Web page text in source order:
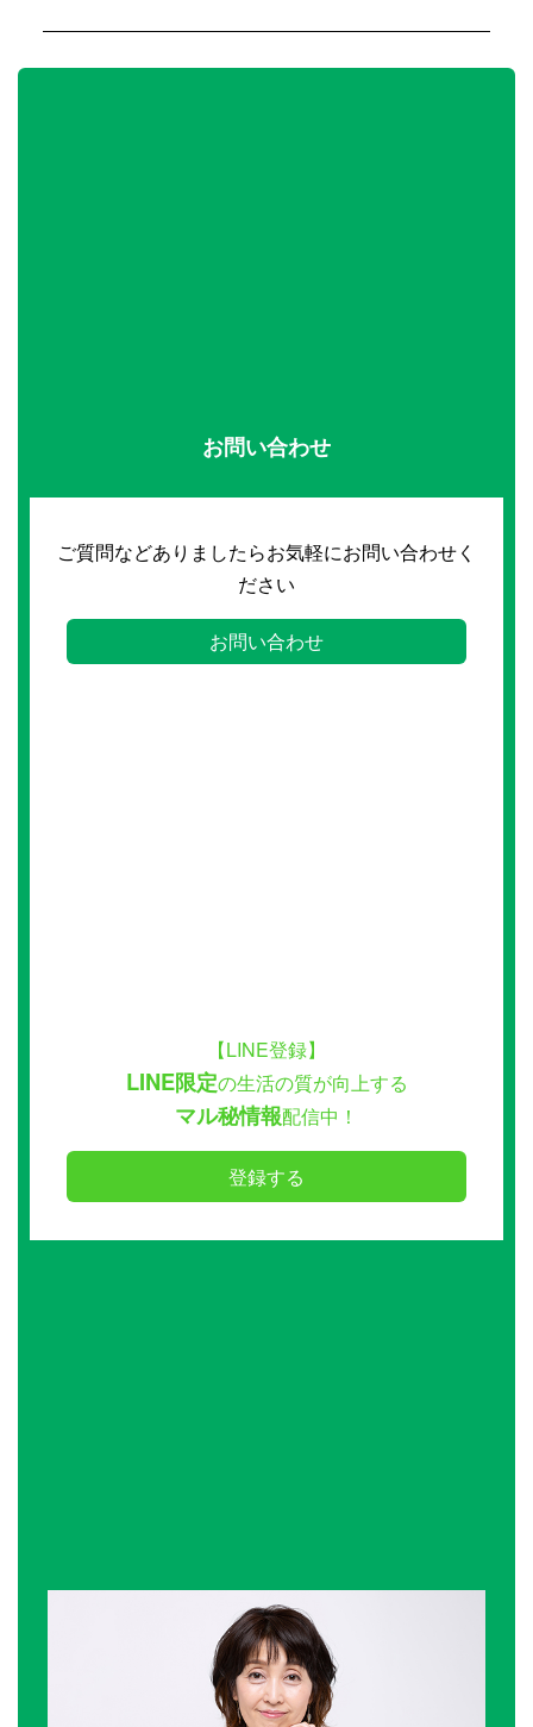
お問い合わせ
ご質問などありましたらお気軽にお問い合わせく
ださい
お問い合わせ
【LINE登録】
LINE限定の生活の質が向上する
マル秘情報配信中！
登録する